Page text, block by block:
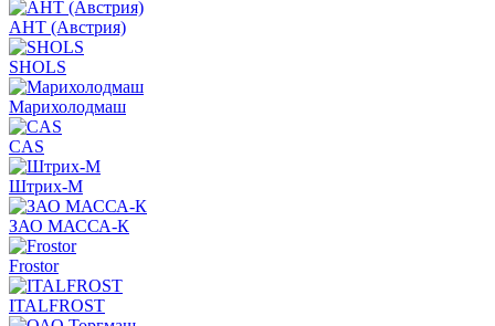
АНТ (Австрия)
SHOLS
Марихолодмаш
CAS
Штрих-М
ЗАО МАССА-К
Frostor
ITALFROST